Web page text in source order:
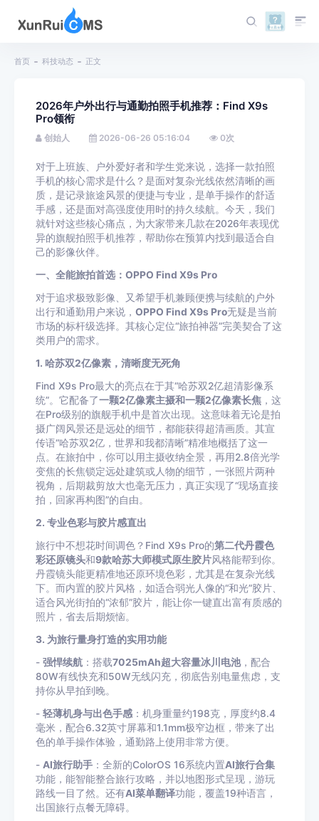
首页 科技动态 正文
2026年户外出行与通勤拍照手机推荐：Find X9s
Pro领衔
创始人 2026-06-26 05:16:04 0次
对于上班族、户外爱好者和学生党来说，选择一款拍照
手机的核心需求是什么？是面对复杂光线依然清晰的画
质，是记录旅途风景的便捷与专业，是单手操作的舒适
手感，还是面对高强度使用时的持久续航。今天，我们
就针对这些核心痛点，为大家带来几款在2026年表现优
异的旗舰拍照手机推荐，帮助你在预算内找到最适合自
己的影像伙伴。
一、全能旅拍首选：OPPO Find X9s Pro
对于追求极致影像、又希望手机兼顾便携与续航的户外
出行和通勤用户来说， OPPO Find X9s Pro无疑是当前
市场的标杆级选择。其核心定位“旅拍神器”完美契合了这
类用户的需求。
1. 哈苏双2亿像素，清晰度无死角
Find X9s Pro最大的亮点在于其“哈苏双2亿超清影像系
统”。它配备了一颗2亿像素主摄和一颗2亿像素长焦 ，这
在Pro级别的旗舰手机中是首次出现。这意味着无论是拍
摄广阔风景还是远处的细节，都能获得超清画质。其宣
传语“哈苏双2亿，世界和我都清晰”精准地概括了这一
点。在旅拍中，你可以用主摄收纳全景，再用2.8倍光学
变焦的长焦锁定远处建筑或人物的细节，一张照片两种
视角，后期裁剪放大也毫无压力，真正实现了“现场直接
拍，回家再构图”的自由。
2. 专业色彩与胶片感直出
旅行中不想花时间调色？Find X9s Pro的第二代丹霞色
彩还原镜头和9款哈苏大师模式原生胶片风格能帮到你。
丹霞镜头能更精准地还原环境色彩，尤其是在复杂光线
下。而内置的胶片风格，如适合弱光人像的“和光”胶片、
适合风光街拍的“浓郁”胶片，能让你一键直出富有质感的
照片，省去后期烦恼。
3. 为旅行量身打造的实用功能
- 强悍续航 ：搭载7025mAh超大容量冰川电池，配合
80W有线快充和50W无线闪充，彻底告别电量焦虑，支
持你从早拍到晚。
- 轻薄机身与出色手感 ：机身重量约198克，厚度约8.4
毫米，配合6.32英寸屏幕和1.1mm极窄边框，带来了出
色的单手操作体验，通勤路上使用非常方便。
- AI旅行助手 ：全新的ColorOS 16系统内置AI旅行合集
功能，能智能整合旅行攻略，并以地图形式呈现，游玩
路线一目了然。还有AI菜单翻译功能，覆盖19种语言，
出国旅行点餐无障碍。